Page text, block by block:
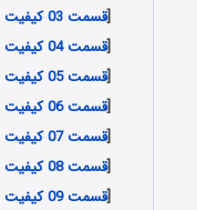
[قسمت 03 کیفیت 1080p
[قسمت 04 کیفیت 1080p
[قسمت 05 کیفیت 1080p
[قسمت 06 کیفیت 1080p
[قسمت 07 کیفیت 1080p
[قسمت 08 کیفیت 1080p
[قسمت 09 کیفیت 1080p